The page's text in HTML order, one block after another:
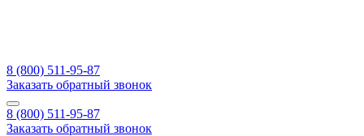
8 (800) 511-95-87
Заказать обратный звонок
8 (800) 511-95-87
Заказать обратный звонок